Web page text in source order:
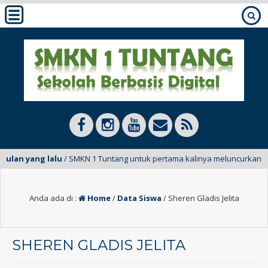
yang lalu/ SMKN 1 Tuntang untuk pertama kalinya meluncurkan
Anda ada di : Home/ Data Siswa / Sheren Gladis Jelita
SHEREN GLADIS JELITA